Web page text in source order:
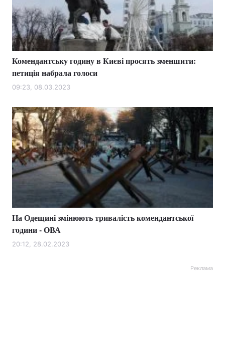
Комендантську годину в Києві просять зменшити:
петиція набрала голоси
09:23, 08.03.2023
На Одещині змінюють тривалість комендантської
години - ОВА
20:12, 28.02.2023
Реклама